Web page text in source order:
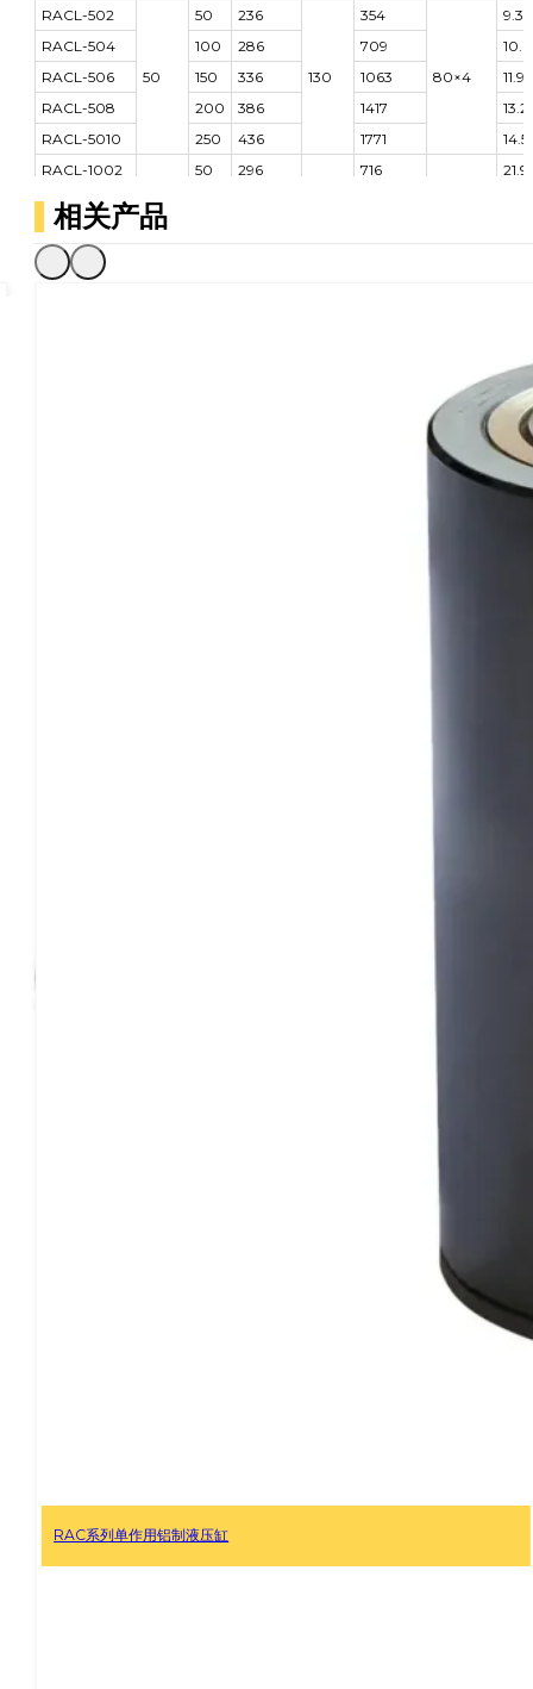
RACL-502
50
50 236
130
354
80×4
9.3
RACL-504
100 286 709
10.6
RACL-506
150 336 1063
11.9
RACL-508
200 386 1417
13.2
RACL-5010
250 436 1771
14.5
RACL-1002
100
50 296 716
21.9
RACL-1004
RACL-1006
RACL-1008
140×6
相关产品
RACH 系列，单作用铝制空心柱塞液压缸